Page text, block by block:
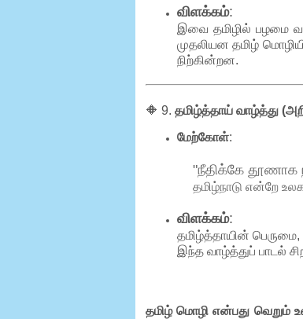
விளக்கம்:
இவை தமிழில் பழமை
முதலியன தமிழ்
நிற்கின்றன.
🔶 9. தமிழ்த்தாய் வாழ்த்து
மேற்கோள்:
"நீதிக்கே தூணாக
தமிழ்நாடு என்றே
விளக்கம்:
தமிழ்த்தாயின்
இந்த வாழ்த்துப் பாடல்
தமிழ் மொழி என்பது வெறும்